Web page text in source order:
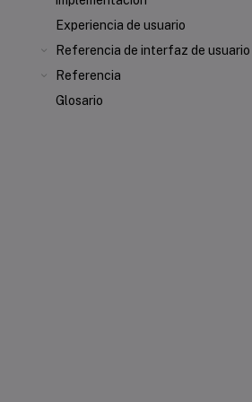
Experiencia de usuario
Referencia de interfaz de usuario
Referencia
Glosario